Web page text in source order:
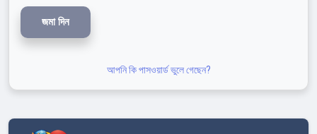
জমা দিন
আপনি কি পাসওয়ার্ড ভুলে গেছেন?